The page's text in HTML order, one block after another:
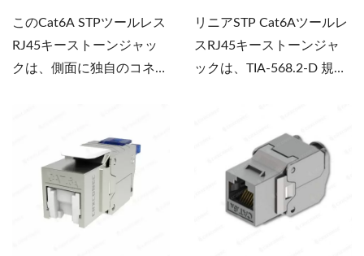
り、マルチエントリー
Cat6Aシールドケーブルと
して使用できます。RJ45
RJ45フェースプレート、
表面実装型ボックス、高密
度1U...
ルに対応し、終端処理後の
ケーブル固定に役立ちま
す。確実なIDCキャップと
このCat6A STPツールレス
RJ45キーストーンジャッ
クは、側面に独自のコネク
ルのテストレポートを通じ
て完全なトレーサビリティ
を確保し、性能保証を検証
できます。4PPoE（最大
71W）と10Gbpsのデータ
リニアSTP Cat6Aツールレ
スRJ45キーストーンジャ
ックは、TIA-568.2-D 規格